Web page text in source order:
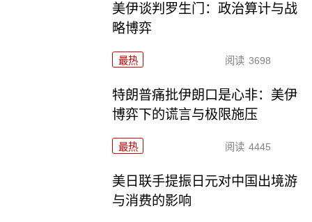
美伊谈判罗生门：政治算计与战
略博弈
最热 阅读 3698
特朗普痛批伊朗口是心非：美伊
博弈下的谎言与极限施压
最热 阅读 4445
美日联手提振日元对中国出境游
与消费的影响